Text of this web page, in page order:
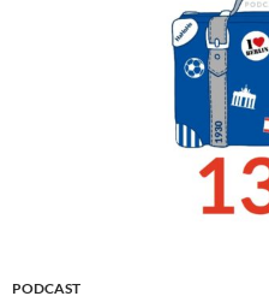
PODCAST